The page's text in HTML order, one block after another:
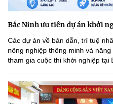
Bắc Ninh ưu tiên dự án khởi
Các dự án về bán dẫn, trí tuệ
nông nghiệp thông minh và
tham gia cuộc thi khởi nghiệp tại